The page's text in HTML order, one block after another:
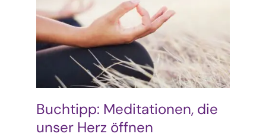
Buchtipp: Meditationen, die
unser Herz öffnen